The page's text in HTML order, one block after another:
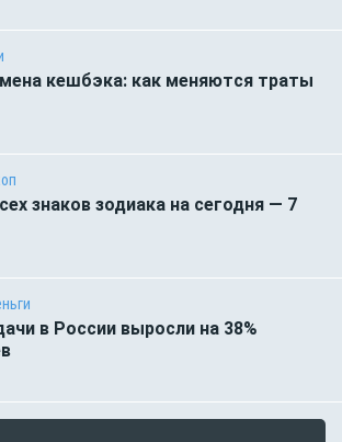
кешбэка: как меняются траты
знаков зодиака на сегодня — 7
в России выросли на 38%